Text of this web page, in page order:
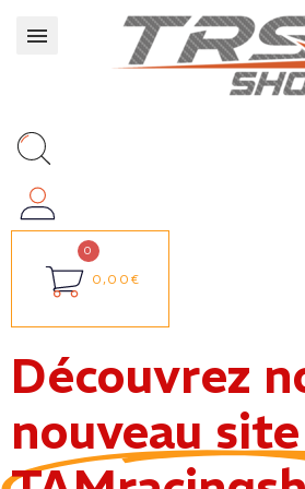
0,00€
Découvrez
nouveau site